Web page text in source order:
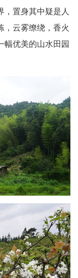
，置身其中疑是人
，云雾缭绕，香火
幅优美的山水田园